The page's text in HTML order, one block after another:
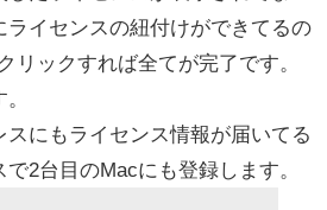
ライセンスの紐付けができてるの
リックすれば全てが完了です。
にもライセンス情報が届いてる
2台目のMacにも登録します。